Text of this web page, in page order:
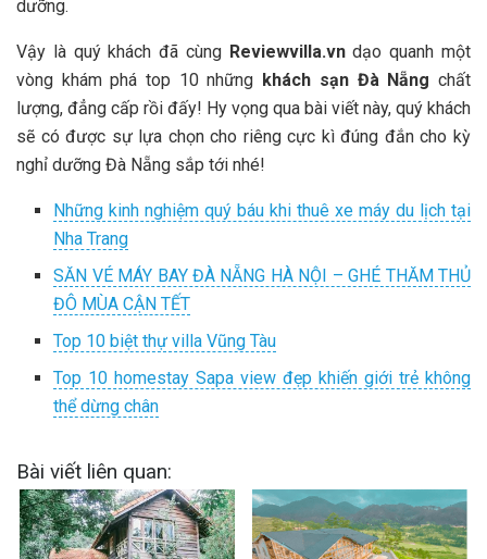
dưỡng.
Vậy là quý khách đã cùng Reviewvilla.vndạo quanh một
vòng khám phá top 10 những khách sạn Đà Nẵngchất
lượng, đẳng cấp rồi đấy! Hy vọng qua bài viết này, quý khách
sẽ có được sự lựa chọn cho riêng cực kì đúng đắn cho kỳ
nghỉ dưỡng Đà Nẵng sắp tới nhé!
Những kinh nghiệm quý báu khi thuê xe máy du lịch tại
Nha Trang
SĂN VÉ MÁY BAY ĐÀ NẴNG HÀ NỘI – GHÉ THĂM THỦ
ĐÔ MÙA CẬN TẾT
Top 10 biệt thự villa Vũng Tàu
Top 10 homestay Sapa view đẹp khiến giới trẻ không
thể dừng chân
Bài viết liên quan: